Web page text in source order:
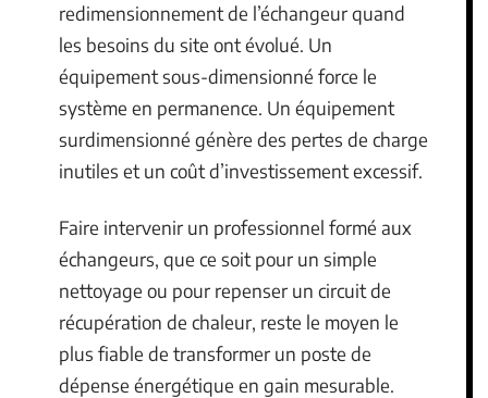
redimensionnement de l’échangeur quand
les besoins du site ont évolué. Un
équipement sous-dimensionné force le
système en permanence. Un équipement
surdimensionné génère des pertes de charge
inutiles et un coût d’investissement excessif.
Faire intervenir un professionnel formé aux
échangeurs, que ce soit pour un simple
nettoyage ou pour repenser un circuit de
récupération de chaleur, reste le moyen le
plus fiable de transformer un poste de
dépense énergétique en gain mesurable.